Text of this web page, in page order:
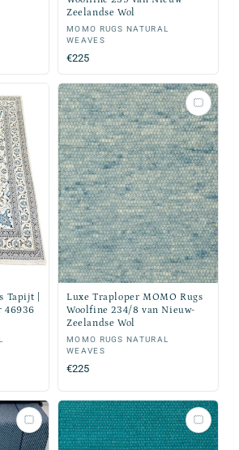
Zeelandse Wol
Verkoper:
MOMO RUGS NATURAL
WEAVES
Normale
prijs
€225
Tapijt |
46936
Luxe Traploper MOMO Rugs
Woolfine 234/8 van Nieuw-
Zeelandse Wol
Verkoper:
MOMO RUGS NATURAL
WEAVES
Normale
€225